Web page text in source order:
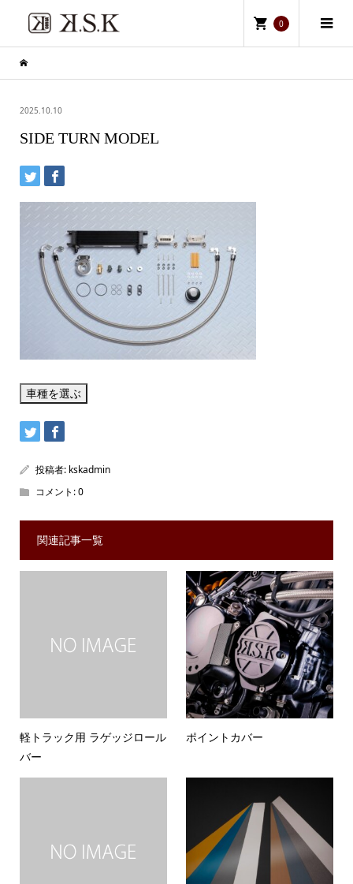
0
2025.10.10
SIDE TURN MODEL
投稿者: kskadmin
コメント:0
関連記事一覧
軽トラック用 ラゲッジロール
バー
ポイントカバー